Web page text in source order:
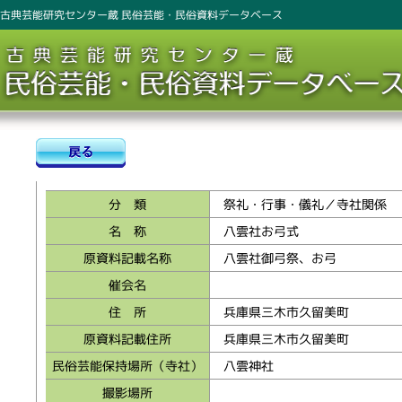
古典芸能研究センター蔵 民俗芸能・民俗資料データベース
分 類
祭礼・行事・儀礼／寺社関係
名 称
八雲社お弓式
原資料記載名称
八雲社御弓祭、お弓
催会名
住 所
兵庫県三木市久留美町
原資料記載住所
兵庫県三木市久留美町
民俗芸能保持場所（寺社）
八雲神社
撮影場所